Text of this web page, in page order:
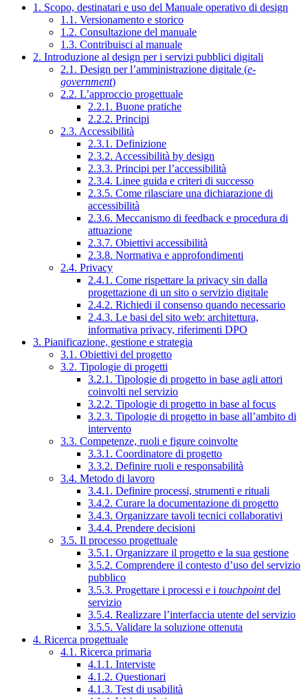
1. Scopo, destinatari e uso del Manuale operativo di design
1.1. Versionamento e storico
1.2. Consultazione del manuale
1.3. Contribuisci al manuale
2. Introduzione al design per i servizi pubblici digitali
2.1. Design per l’amministrazione digitale (e-
government)
2.2. L’approccio progettuale
2.2.1. Buone pratiche
2.2.2. Principi
2.3. Accessibilità
2.3.1. Definizione
2.3.2. Accessibilità by design
2.3.3. Principi per l’accessibilità
2.3.4. Linee guida e criteri di successo
2.3.5. Come rilasciare una dichiarazione di
accessibilità
2.3.6. Meccanismo di feedback e procedura di
attuazione
2.3.7. Obiettivi accessibilità
2.3.8. Normativa e approfondimenti
2.4. Privacy
2.4.1. Come rispettare la privacy sin dalla
progettazione di un sito o servizio digitale
2.4.2. Richiedi il consenso quando necessario
2.4.3. Le basi del sito web: architettura,
informativa privacy, riferimenti DPO
3. Pianificazione, gestione e strategia
3.1. Obiettivi del progetto
3.2. Tipologie di progetti
3.2.1. Tipologie di progetto in base agli attori
coinvolti nel servizio
3.2.2. Tipologie di progetto in base al focus
3.2.3. Tipologie di progetto in base all’ambito di
intervento
3.3. Competenze, ruoli e figure coinvolte
3.3.1. Coordinatore di progetto
3.3.2. Definire ruoli e responsabilità
3.4. Metodo di lavoro
3.4.1. Definire processi, strumenti e rituali
3.4.2. Curare la documentazione di progetto
3.4.3. Organizzare tavoli tecnici collaborativi
3.4.4. Prendere decisioni
3.5. Il processo progettuale
3.5.1. Organizzare il progetto e la sua gestione
3.5.2. Comprendere il contesto d’uso del servizio
pubblico
3.5.3. Progettare i processi e i touchpointdel
servizio
3.5.4. Realizzare l’interfaccia utente del servizio
3.5.5. Validare la soluzione ottenuta
4. Ricerca progettuale
4.1. Ricerca primaria
4.1.1. Interviste
4.1.2. Questionari
4.1.3. Test di usabilità